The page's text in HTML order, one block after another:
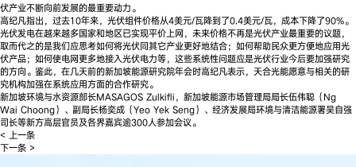
伏产业不断向前发展的最重要动力。
高纪凡指出，过去10年来，光伏组件价格从4美元/瓦降到了0.4美元/瓦，成本下降了90%。
光伏发电在越来越多国家和地区已实现平价上网，未来价格不再是光伏产业最重要的议题，
取而代之的是我们应思考如何将光伏同其它产业更好地结合；如何帮助民众更方便地应用光
伏产品；如何使电网更多地接入光伏电力等，这些系统性问题应是光伏行业今后要加强研究
的方向。鉴此，在几天前的新加坡能源研究院年会时高纪凡表示，天合光能愿意与相关的研
究机构加强在系统应用方面的合作研究。
新加坡环境与水资源部长MASAGOS Zulkifli，新加坡能源市场管理局局长伍伟聪（Ng
Wai Choong）、副局长杨奕成（Yeo Yek Seng）、经济发展局环境与清洁能源署吴自强
司长等新方高层官员及各界嘉宾逾300人参加会议。
< 上一条
下一条 >